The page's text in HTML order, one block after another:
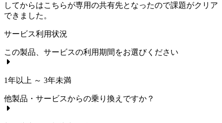
してからはこちらが専用の共有先となったので課題がクリア
できました。
サービス利用状況
この製品、サービスの利用期間をお選びください
1年以上 ～ 3年未満
他製品・サービスからの乗り換えですか？